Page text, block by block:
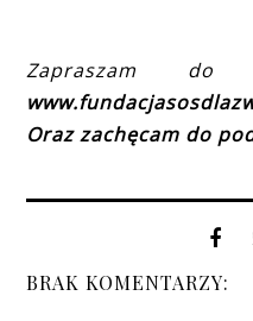
Zapraszam do
Oraz zachęcam do
BRAK KOMENTARZY: